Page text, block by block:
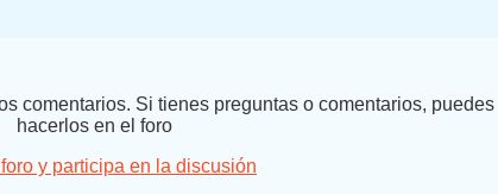
comentarios. Si tienes preguntas o comentarios, puedes
hacerlos en el foro
y participa en la discusión